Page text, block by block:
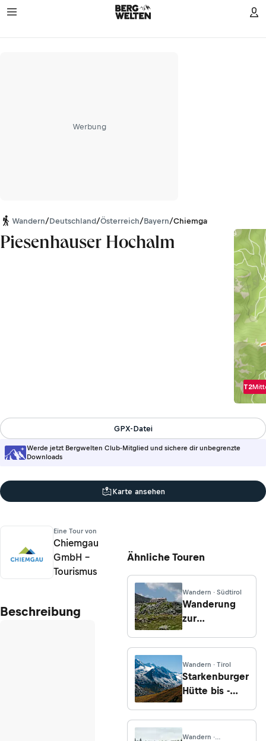
Werbung
Wandern/Deutschland/Österreich/Bayern/Chiemgauer Alpen
Piesenhauser Hochalm
T2
Werde jetzt Bergwelten Club-Mitglied und sichere dir unbegrenzte
Downloads
GPX-Datei
Karte ansehen
Eine Tour von
Chiemgau
GmbH –
Tourismus
Beschreibung
Ähnliche Touren
Wandern · Südtirol
Wanderung
zur
Hütte vom
Neves-
Stausee
(Lappach)
Wandern · Tirol
Starkenburger
Hütte bis ­
Hütte
Wandern ·